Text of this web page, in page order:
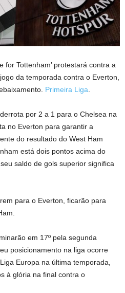
for Tottenham’ protestará contra a
da temporada contra o Everton,
Primeira Liga
por 2 a 1 para o Chelsea na
no Everton para garantir a
do resultado do West Ham
está dois pontos acima do
saldo de gols superior significa
para o Everton, ficarão para
em 17º pela segunda
posicionamento na liga ocorre
Europa na última temporada,
à glória na final contra o